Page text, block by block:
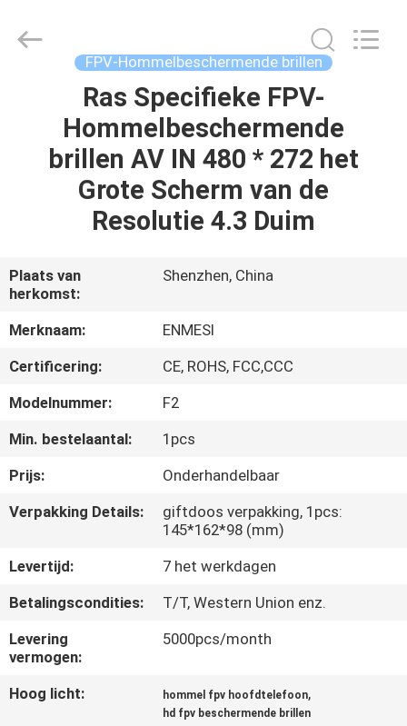
PRODUCTEN
ONGEVEER
FABRIEKSREIS
KWALITEITSCONTROLE
NIEUWS
GEVALLEN
OM EEN
CITAAT
SHOPPING
ONLINE
Intelligence
Technology
FPV-Hommelbeschermende brillen
Ras Specifieke FPV-
Hommelbeschermende
brillen AV IN 480 * 272 het
Grote Scherm van de
Resolutie 4.3 Duim
Plaats van
herkomst:
Shenzhen, China
Merknaam:
ENMESI
Certificering:
CE, ROHS, FCC,CCC
Modelnummer:
F2
Min. bestelaantal:
1pcs
Prijs:
Onderhandelbaar
Verpakking Details:
giftdoos verpakking, 1pcs:
145*162*98 (mm)
Levertijd:
7 het werkdagen
Betalingscondities:
T/T, Western Union enz.
Levering
vermogen:
5000pcs/month
Hoog licht: hommel fpv hoofdtelefoon,
hd fpv beschermende brillen